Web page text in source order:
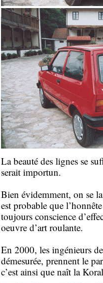
La beauté des lignes se
serait importun.
Bien évidemment, on se
est probable que
toujours conscience
oeuvre d’art roulante.
En 2000, les ingénieurs
démesurée, prennent le
c’est ainsi que naît la